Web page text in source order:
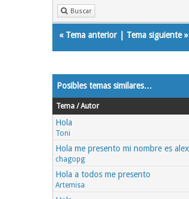
Buscar
« Tema anterior| Tema siguiente»
Posibles temas similares…
Tema / Autor
Hola
Toni
Hola me presento mi nombre es
chagopg
Hola a todos me presento
Artemisa